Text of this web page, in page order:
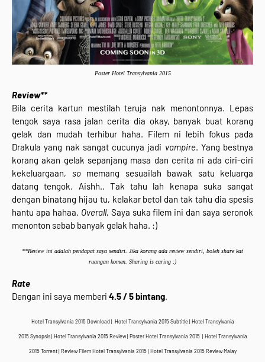
Poster Hotel Transylvania 2015
Review**
Bila cerita kartun mestilah teruja nak menontonnya. Lepas
tengok saya rasa jalan cerita dia okay, banyak buat korang
gelak dan mudah terhibur haha. Filem ni lebih fokus pada
Drakula yang nak sangat cucunya jadi vampire. Yang bestnya
korang akan gelak sepanjang masa dan cerita ni ada ciri-ciri
kekeluargaan, somemang sesuailah bawak satu keluarga
datang tengok. Aishh.. Tak tahu lah kenapa suka sangat
dengan binatang hijau tu, kelakar betol dan tak tahu dia spesis
hantu apa hahaa. Overall, Saya suka filem ini dan saya seronok
menonton sebab banyak gelak haha. :)
**Review ini adalah pendapat saya sendiri. Jika korang ada review sendiri, boleh share kat
ruangan komen. Sharing is caring :)
Rate
Dengan ini saya memberi 4.5 / 5 bintang.
Hotel Transylvania 2015 Download | Hotel Transylvania 2015 Subtitle | Hotel Transylvania
2015 Synopsis | Hotel Transylvania 2015 Review | Poster Hotel Transylvania 2015 | Hotel Transylvania
2015 Torrent| Review Filem Hotel Transylvania 2015 | Hotel Transylvania 2015 Review Malay